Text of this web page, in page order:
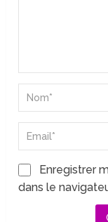
Enregistrer
dans le